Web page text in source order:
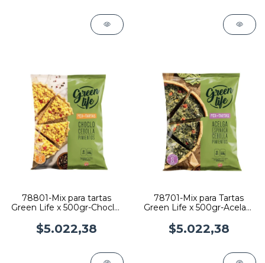
78801-Mix para tartas
Green Life x 500gr-Choclo,
$5.022,38
78701-Mix para Tartas
Green Life x 500gr-Acelag,
$5.022,38